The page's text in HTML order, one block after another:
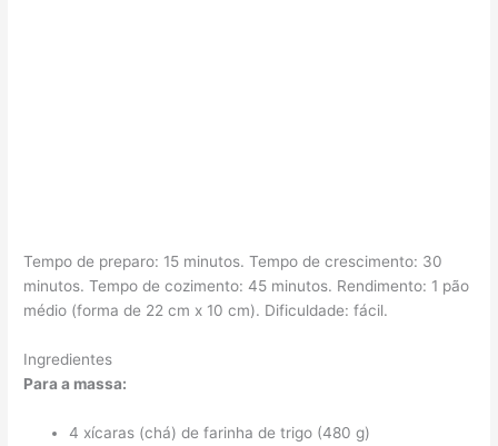
Tempo de preparo: 15 minutos. Tempo de crescimento: 30
minutos. Tempo de cozimento: 45 minutos. Rendimento: 1 pão
médio (forma de 22 cm x 10 cm). Dificuldade: fácil.
Ingredientes
Para a massa:
4 xícaras (chá) de farinha de trigo (480 g)